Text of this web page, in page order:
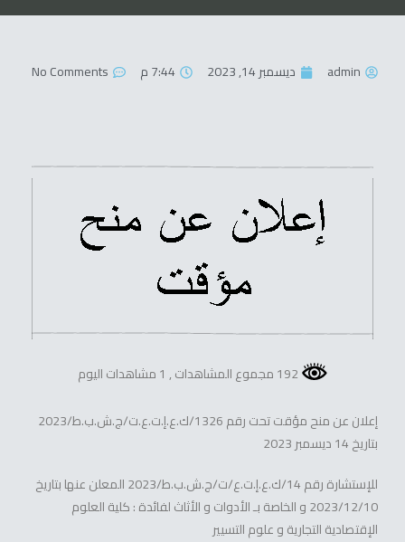
admin ديسمبر 14, 2023 7:44 م No Comments
, 1 مشاهدات اليوم
إعلان عن منح مؤقت تحت رقم 1326/ك.ع.إ.ت.ع.ت/ج.ش.ب.ط/2023
بتاريخ 14 ديسمبر 2023
للإستشارة رقم 14/ك.ع.إ.ت.ع/ت/ج.ش.ب.ط/2023 المعلن عنها بتاريخ
2023/12/10 و الخاصة بـ الأدوات و الأثاث لفائدة : كلية العلوم
الإقتصادية التجارية و علوم التسيير